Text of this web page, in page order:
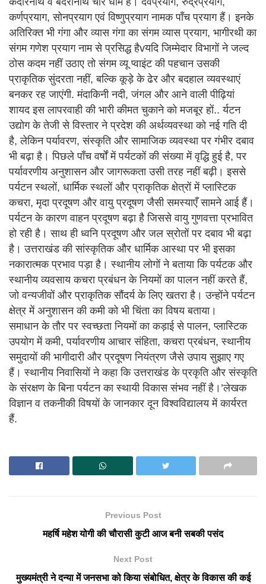
कर्णप्रयाग, सोनप्रयाग एवं विष्णुप्रयाग नामक पाँच प्रयाग हैं। इनके
अतिरिक्त भी गंगा और व्यास गंगा का संगम व्यास प्रयाग, भागीरथी का
संगम गणेश प्रयाग नाम से प्रसिद्ध हैvयदि जिम्मेदार विभागों ने जल्द
ठोस कदम नहीं उठाए तो संगम व्यू प्वाइंट की पहचान उसकी
प्राकृतिक सुंदरता नहीं, बल्कि कूड़े के ढेर और बदहाल व्यवस्थाएं
बनकर रह जाएंगी. मंदाकिनी नदी, जंगल और आने वाली पीढ़ियां
शायद इस लापरवाही की भारी कीमत चुकाने को मजबूर हों.. र्यटन
उद्योग के तेजी से विस्तार ने प्रदेश की अर्थव्यवस्था को नई गति दी
है, लेकिन पर्यावरण, संस्कृति और सामाजिक व्यवस्था पर गंभीर दबाव
भी बढ़ा है। पिछले पाँच वर्षों में पर्यटकों की संख्या में वृद्धि हुई है, पर
पर्यावरणीय अनुशासन और जागरूकता उसी तरह नहीं बढ़ी। इससे
पर्यटन स्थलों, धार्मिक स्थलों और प्राकृतिक क्षेत्रों में प्लास्टिक
कचरा, मृदा प्रदूषण और वायु प्रदूषण जैसी समस्याएँ सामने आई हैं।
पर्यटन के कारण वाहन प्रदूषण बढ़ा है जिससे वायु गुणवत्ता प्रभावित
हो रही है। साथ ही ध्वनि प्रदूषण और जल स्रोतों पर दबाव भी बढ़ा
है। उत्तराखंड की सांस्कृतिक और धार्मिक आस्था पर भी इसका
नकारात्मक प्रभाव पड़ा है। स्थानीय लोगों ने बताया कि पर्यटक और
स्थानीय व्यवसाय कचरा प्रबंधन के नियमों का पालन नहीं करते हैं,
जो वन्यजीवों और प्राकृतिक सौंदर्य के लिए खतरा है। उन्होंने पर्यटन
क्षेत्र में अनुशासन की कमी को भी चिंता का विषय बताया।
समाधान के तौर पर स्वच्छता नियमों का कड़ाई से पालन, प्लास्टिक
उपयोग में कमी, पर्यावरणीय आचार संहिता, कचरा प्रबंधन, स्थानीय
समुदायों की भागीदारी और प्रदूषण नियंत्रण जैसे उपाय सुझाए गए
हैं। स्थानीय निवासियों ने कहा कि उत्तराखंड के प्रकृति और संस्कृति
के संरक्षण के बिना पर्यटन का स्थायी विकास संभव नहीं है।’लेखक
विज्ञान व तकनीकी विषयों के जानकार दून विश्वविद्यालय में कार्यरत
हैं.
Previous Post
महर्षि महेश योगी की चौरासी कुटी आज बनी सबकी पसंद
Next Post
मुख्यमंत्री ने दन्या में जनसभा को किया संबोधित, क्षेत्र के विकास की कई